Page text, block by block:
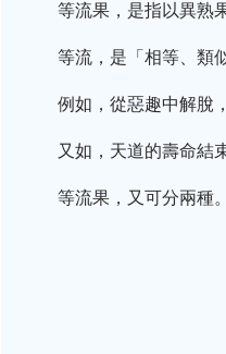
等流果，是指以異熟
等流，是「相等、類
例如，從惡趣中解脫
又如，天道的壽命結
等流果，又可分兩種